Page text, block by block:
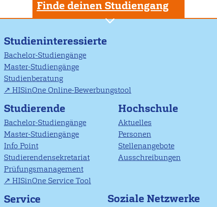
Finde deinen Studiengang
Studieninteressierte
Bachelor-Studiengänge
Master-Studiengänge
Studienberatung
HISinOne Online-Bewerbungstool
Studierende
Bachelor-Studiengänge
Master-Studiengänge
Info Point
Studierendensekretariat
Prüfungsmanagement
HISinOne Service Tool
Hochschule
Aktuelles
Personen
Stellenangebote
Ausschreibungen
Service Soziale Netzwerke